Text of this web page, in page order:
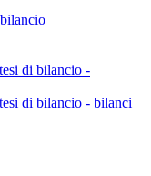
di bilancio -
di bilancio - bilanci